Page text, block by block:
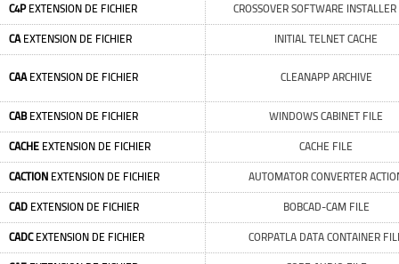
C4PEXTENSION DE FICHIER CROSSOVER SOFTWARE
CAEXTENSION DE FICHIER INITIAL TELNET CACHE
CAAEXTENSION DE FICHIER CLEANAPP ARCHIVE
CABEXTENSION DE FICHIER WINDOWS CABINET FILE
CACHE EXTENSION DE FICHIER CACHE FILE
CACTION EXTENSION DE FICHIER AUTOMATOR CONVERTER
CAD EXTENSION DE FICHIER BOBCAD-CAM FILE
CADCEXTENSION DE FICHIER CORPATLA DATA CONTAINER